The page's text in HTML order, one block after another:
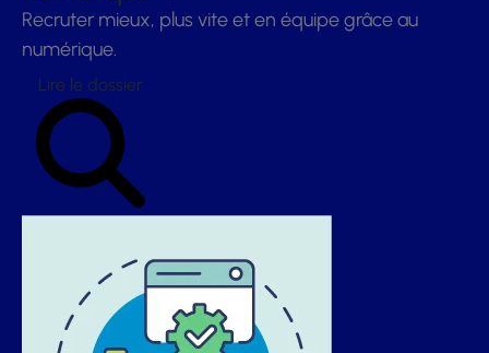
Recruter mieux, plus vite et en équipe grâce au
numérique.
Lire le dossier